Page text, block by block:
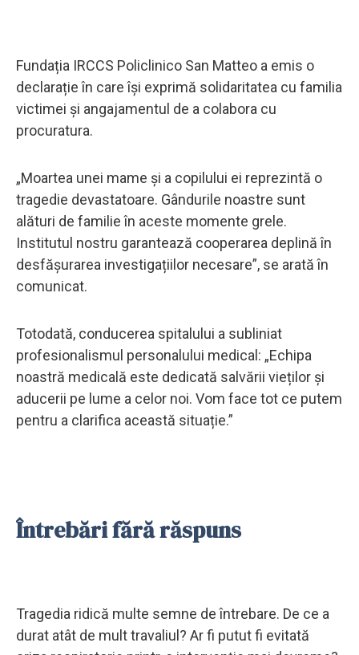
Fundația IRCCS Policlinico San Matteo a emis o
declarație în care își exprimă solidaritatea cu familia
victimei și angajamentul de a colabora cu
procuratura.
„Moartea unei mame și a copilului ei reprezintă o
tragedie devastatoare. Gândurile noastre sunt
alături de familie în aceste momente grele.
Institutul nostru garantează cooperarea deplină în
desfășurarea investigațiilor necesare”, se arată în
comunicat.
Totodată, conducerea spitalului a subliniat
profesionalismul personalului medical: „Echipa
noastră medicală este dedicată salvării vieților și
aducerii pe lume a celor noi. Vom face tot ce putem
pentru a clarifica această situație.”
Întrebări fără răspuns
Tragedia ridică multe semne de întrebare. De ce a
durat atât de mult travaliul? Ar fi putut fi evitată